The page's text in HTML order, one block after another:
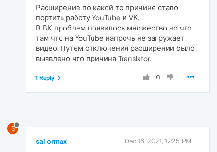
Расширение по какой то причине стало
портить работу YouTube и VK.
В ВК проблем появилось множество но что
там что на YouTube напрочь не загружает
видео. Путём отключения расширений было
выявлено что причина Translator.
0
1 Reply
S
sailormax Dec 16, 2021, 12:25 PM